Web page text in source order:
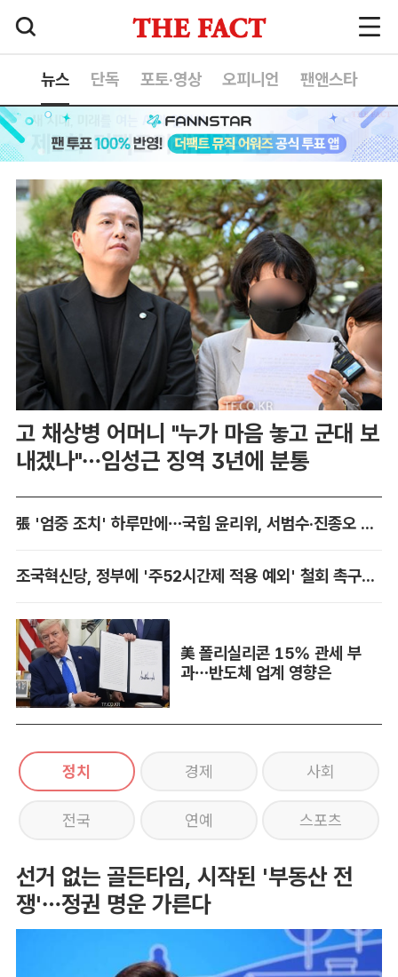
뉴스 단독 포토·영상 오피니언 팬앤스타
고 채상병 어머니 "누가 마음 놓고 군대 보
내겠나"…임성근 징역 3년에 분통
張 '엄중 조치' 하루만에…국힘 윤리위, 서범수·진종오 징계 착수
조국혁신당, 정부에 '주52시간제 적용 예외' 철회 촉구…"흥정 대상 아냐"
美 폴리실리콘 15% 관세 부
과…반도체 업계 영향은
정치 경제 사회
전국 연예 스포츠
선거 없는 골든타임, 시작된 '부동산 전
쟁'…정권 명운 가른다